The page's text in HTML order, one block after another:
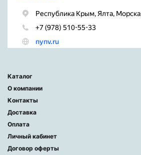
Каталог
О компании
Контакты
Доставка
Оплата
Личный кабинет
Договор оферты